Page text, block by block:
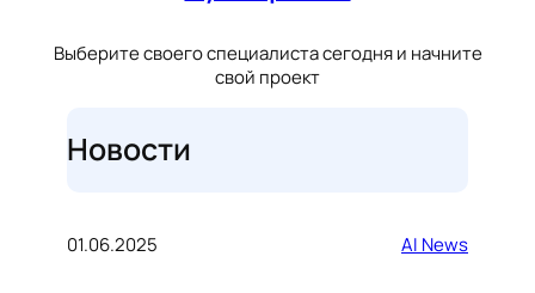
Выберите своего специалиста сегодня и начните
свой проект
Новости
01.06.2025 AI News